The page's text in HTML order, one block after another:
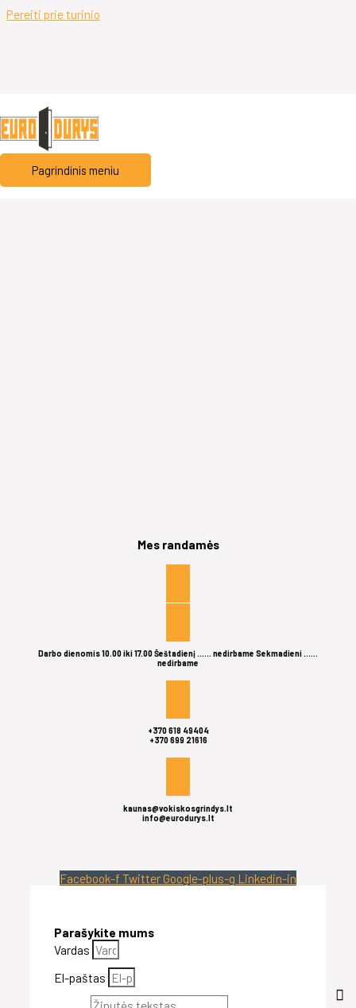
Pereiti prie turinio
Pagrindinis meniu
Mes randamės
Darbo dienomis 10.00 iki 17.00 Šeštadienį ...... nedirbame Sekmadieni ......
nedirbame
+370 618 49404
+370 699 21616
kaunas@vokiskosgrindys.lt
info@eurodurys.lt
Facebook-f TwitterGoogle-plus-g Linkedin-in
Parašykite mums
Vardas
El-paštas